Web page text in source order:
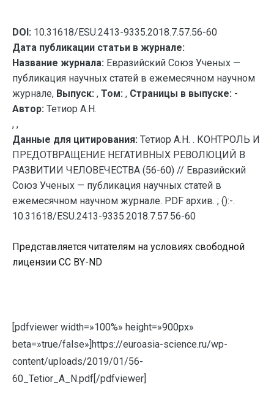
DOI: 10.31618/ESU.2413-9335.2018.7.57.56-60
Дата публикации статьи в журнале:
Название журнала: Евразийский Союз Ученых —
публикация научных статей в ежемесячном научном
журнале, Выпуск: , Том: , Страницы в выпуске: -
Автор: Тетиор А.Н.
, ,
Данные для цитирования: Тетиор А.Н. . КОНТРОЛЬ И
ПРЕДОТВРАЩЕНИЕ НЕГАТИВНЫХ РЕВОЛЮЦИЙ В
РАЗВИТИИ ЧЕЛОВЕЧЕСТВА (56-60) // Евразийский
Союз Ученых — публикация научных статей в
ежемесячном научном журнале. PDF архив. ; ():-.
10.31618/ESU.2413-9335.2018.7.57.56-60
Представляется читателям на условиях свободной
лицензии CC BY-ND
[pdfviewer width=»100%» height=»900px»
beta=»true/false»]https://euroasia-science.ru/wp-
content/uploads/2019/01/56-
60_Tetior_A_N.pdf[/pdfviewer]